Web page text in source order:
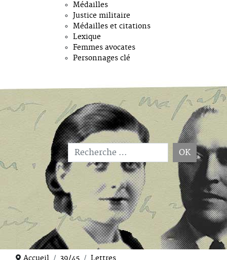
Médailles
Justice militaire
Médailles et citations
Lexique
Femmes avocates
Personnages clé
Type 2 or more characters for results.
OK